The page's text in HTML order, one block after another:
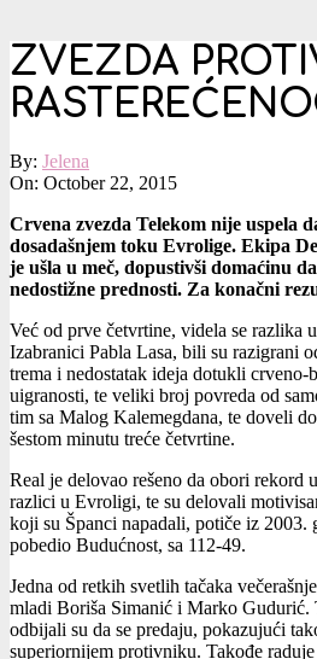
ZVEZDA
By: Jelena
On: October 22, 2015
Crvena zvezda Telekom nije uspela
dosadašnjem toku Evrolige. Ekipa
je ušla u meč, dopustivši domaćinu
nedostižne prednosti. Za konačni
Već od prve četvrtine, videla se razlika
Izabranici Pabla Lasa, bili su razigrani
trema i nedostatak ideja dotukli crveno-
uigranosti, te veliki broj povreda od
tim sa Malog Kalemegdana, te doveli
šestom minutu treće četvrtine.
Real je delovao rešeno da obori rekord
razlici u Evroligi, te su delovali
koji su Španci napadali, potiče iz 2003.
pobedio Budućnost, sa 112-49.
Jedna od retkih svetlih tačaka
mladi Boriša Simanić i Marko
odbijali su da se predaju, pokazujući
superiornijem protivniku. Takođe